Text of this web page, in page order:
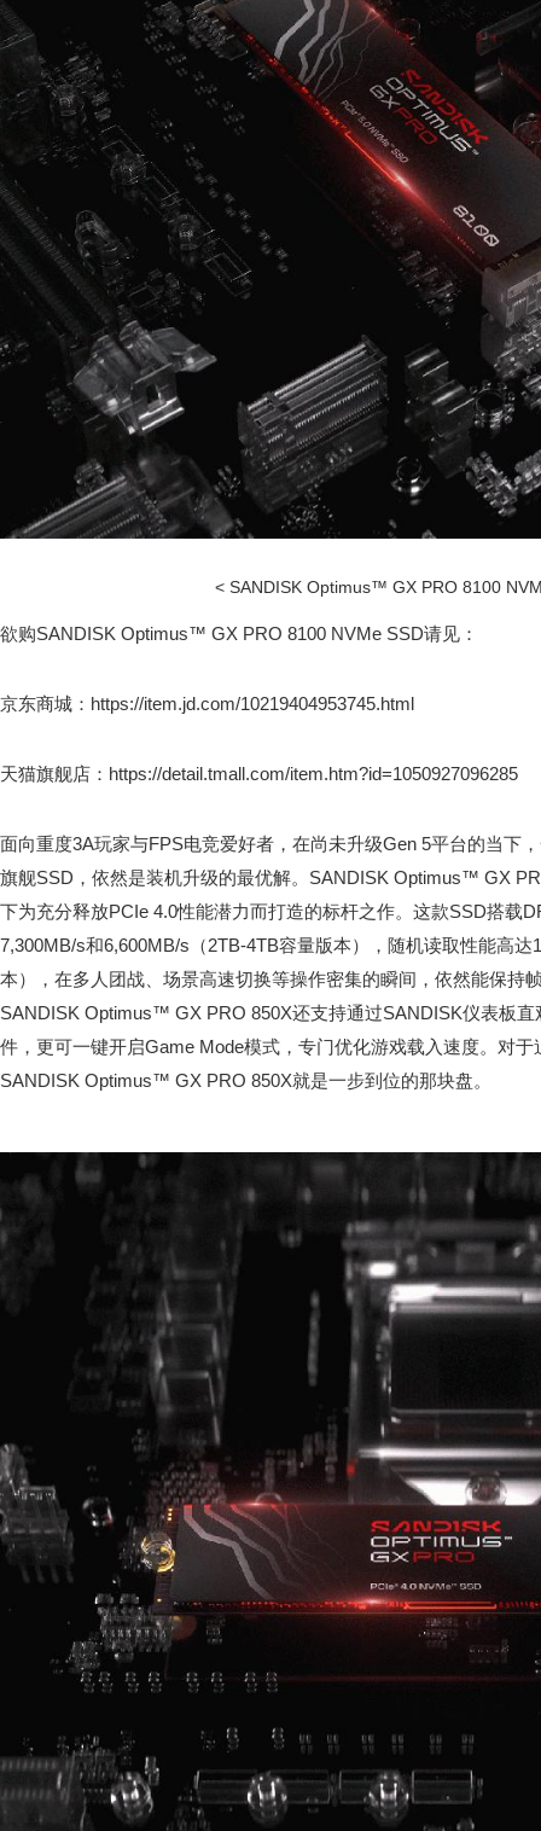
< SANDISK Optimus™ GX PRO 8100
欲购SANDISK Optimus™ GX PRO 8100 NVMe SSD请见：
京东商城：https://item.jd.com/10219404953745.html
天猫旗舰店：https://detail.tmall.com/item.htm?id=1050927096285
面向重度3A玩家与FPS电竞爱好者，在尚未升级Gen 5平台的当下
旗舰SSD，依然是装机升级的最优解。SANDISK Optimus™ GX
下为充分释放PCIe 4.0性能潜力而打造的标杆之作。这款SSD搭载
7,300MB/s和6,600MB/s（2TB-4TB容量版本），随机读取性能高达
本），在多人团战、场景高速切换等操作密集的瞬间，依然能保持
SANDISK Optimus™ GX PRO 850X还支持通过SANDISK仪表板
件，更可一键开启Game Mode模式，专门优化游戏载入速度。对于
SANDISK Optimus™ GX PRO 850X就是一步到位的那块盘。